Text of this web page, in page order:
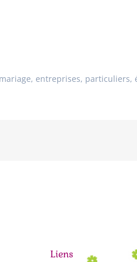
entreprises,
Liens